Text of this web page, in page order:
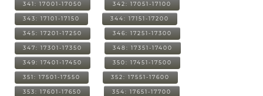
341: 17001-17050 342: 17051-17100
343: 17101-17150 344: 17151-17200
345: 17201-17250 346: 17251-17300
347: 17301-17350 348: 17351-17400
349: 17401-17450 350: 17451-17500
351: 17501-17550 352: 17551-17600
353: 17601-17650 354: 17651-17700